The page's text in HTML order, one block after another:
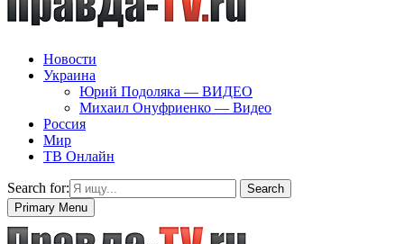
Новости
Украина
Юрий Подоляка — ВИДЕО
Михаил Онуфриенко — Видео
Россия
Мир
ТВ Онлайн
Search for:
Search
Primary Menu